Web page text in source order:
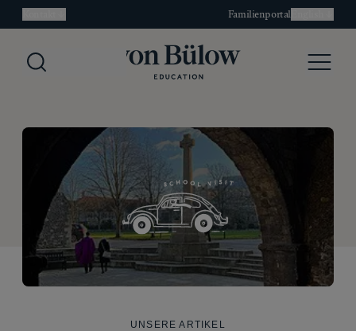
FamilienportalEnglish
Search Menu
UNSERE ARTIKEL